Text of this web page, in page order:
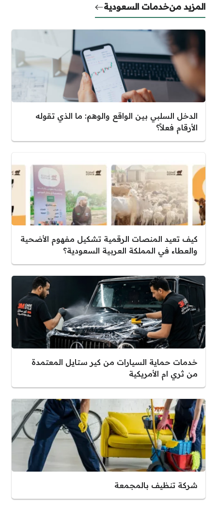
المزيد منخدمات السعودية
الدخل السلبي بين الواقع والوهم: ما الذي تقوله
الأرقام فعلاً؟
كيف تعيد المنصات الرقمية تشكيل مفهوم الأضحية
والعطاء في المملكة العربية السعودية؟
خدمات حماية السيارات من كير ستايل المعتمدة
من ثري ام الأمريكية
شركة تنظيف بالمجمعة